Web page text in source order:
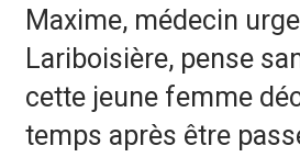
Maxime, médecin
Lariboisière, pense
cette jeune femme
temps après être